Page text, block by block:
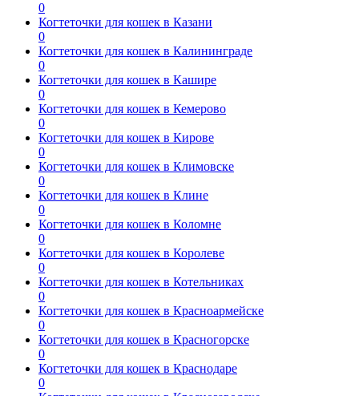
0
Когтеточки для кошек в Казани
0
Когтеточки для кошек в Калининграде
0
Когтеточки для кошек в Кашире
0
Когтеточки для кошек в Кемерово
0
Когтеточки для кошек в Кирове
0
Когтеточки для кошек в Климовске
0
Когтеточки для кошек в Клине
0
Когтеточки для кошек в Коломне
0
Когтеточки для кошек в Королеве
0
Когтеточки для кошек в Котельниках
0
Когтеточки для кошек в Красноармейске
0
Когтеточки для кошек в Красногорске
0
Когтеточки для кошек в Краснодаре
0